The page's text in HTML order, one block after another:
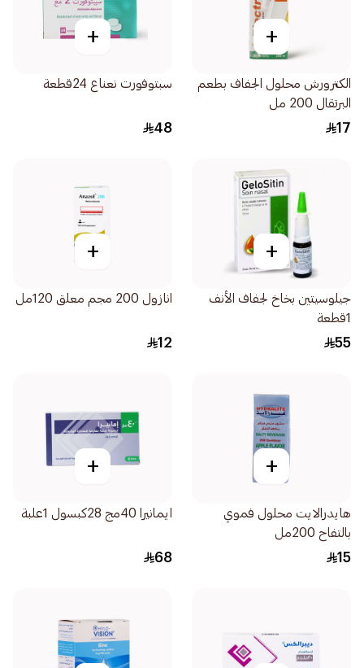
+
الكترورش محلول الجفاف بطعم
البرتقال 200 مل
17
+
سبتوفورت نعناع 24قطعة
48
+
جيلوسيتين بخاخ لجفاف الأنف
1قطعة
55
+
انازول 200 مجم معلق 120مل
12
+
هايدرالايت محلول فموي
بالتفاح 200مل
15
+
ايمانيرا 40مج 28كبسول 1علبة
68